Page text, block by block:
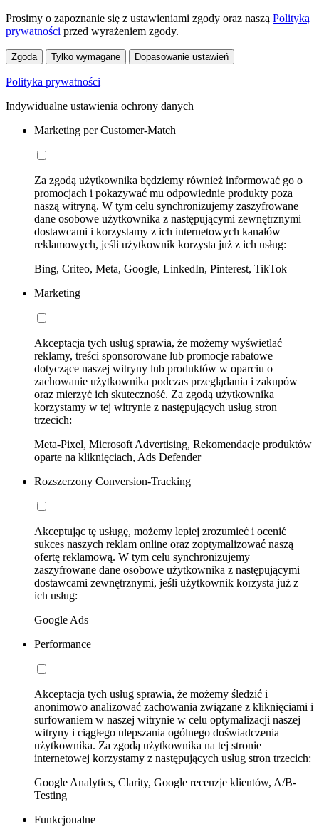
Prosimy o zapoznanie się z ustawieniami zgody oraz naszą Polityką
prywatności przed wyrażeniem zgody.
Zgoda Tylko wymagane Dopasowanie ustawień
Polityka prywatności
Indywidualne ustawienia ochrony danych
Marketing per Customer-Match
Za zgodą użytkownika będziemy również informować go o
promocjach i pokazywać mu odpowiednie produkty poza
naszą witryną. W tym celu synchronizujemy zaszyfrowane
dane osobowe użytkownika z następującymi zewnętrznymi
dostawcami i korzystamy z ich internetowych kanałów
reklamowych, jeśli użytkownik korzysta już z ich usług:
Bing, Criteo, Meta, Google, LinkedIn, Pinterest, TikTok
Marketing
Akceptacja tych usług sprawia, że możemy wyświetlać
reklamy, treści sponsorowane lub promocje rabatowe
dotyczące naszej witryny lub produktów w oparciu o
zachowanie użytkownika podczas przeglądania i zakupów
oraz mierzyć ich skuteczność. Za zgodą użytkownika
korzystamy w tej witrynie z następujących usług stron
trzecich:
Meta-Pixel, Microsoft Advertising, Rekomendacje produktów
oparte na kliknięciach, Ads Defender
Rozszerzony Conversion-Tracking
Akceptując tę usługę, możemy lepiej zrozumieć i ocenić
sukces naszych reklam online oraz zoptymalizować naszą
ofertę reklamową. W tym celu synchronizujemy
zaszyfrowane dane osobowe użytkownika z następującymi
dostawcami zewnętrznymi, jeśli użytkownik korzysta już z
ich usług:
Google Ads
Performance
Akceptacja tych usług sprawia, że możemy śledzić i
anonimowo analizować zachowania związane z kliknięciami i
surfowaniem w naszej witrynie w celu optymalizacji naszej
witryny i ciągłego ulepszania ogólnego doświadczenia
użytkownika. Za zgodą użytkownika na tej stronie
internetowej korzystamy z następujących usług stron trzecich:
Google Analytics, Clarity, Google recenzje klientów, A/B-
Testing
Funkcjonalne